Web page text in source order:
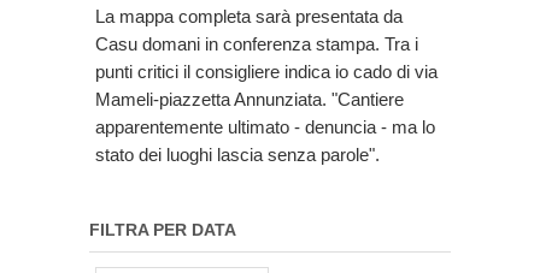
La mappa completa sarà presentata da
Casu domani in conferenza stampa. Tra i
punti critici il consigliere indica io cado di via
Mameli-piazzetta Annunziata. "Cantiere
apparentemente ultimato - denuncia - ma lo
stato dei luoghi lascia senza parole".
FILTRA PER DATA